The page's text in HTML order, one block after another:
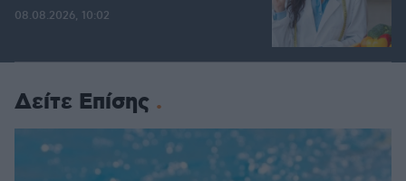
08.08.2026, 10:02
Δείτε Επίσης